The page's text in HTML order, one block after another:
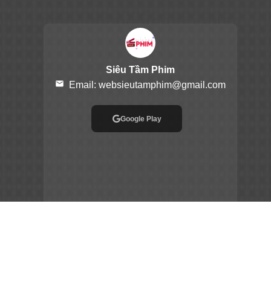
Siêu Tầm Phim
email Email: websieutamphim@gmail.com
Google Play